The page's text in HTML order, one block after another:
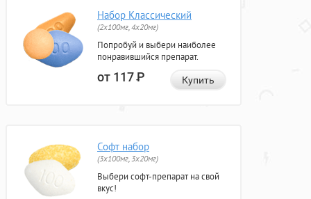
Набор Классический
(2x100мг, 4x20мг)
Попробуй и выбери наиболее
понравившийся препарат.
от 117Р Купить
Софт набор
(3x100мг, 3x20мг)
Выбери софт-препарат на свой
вкус!